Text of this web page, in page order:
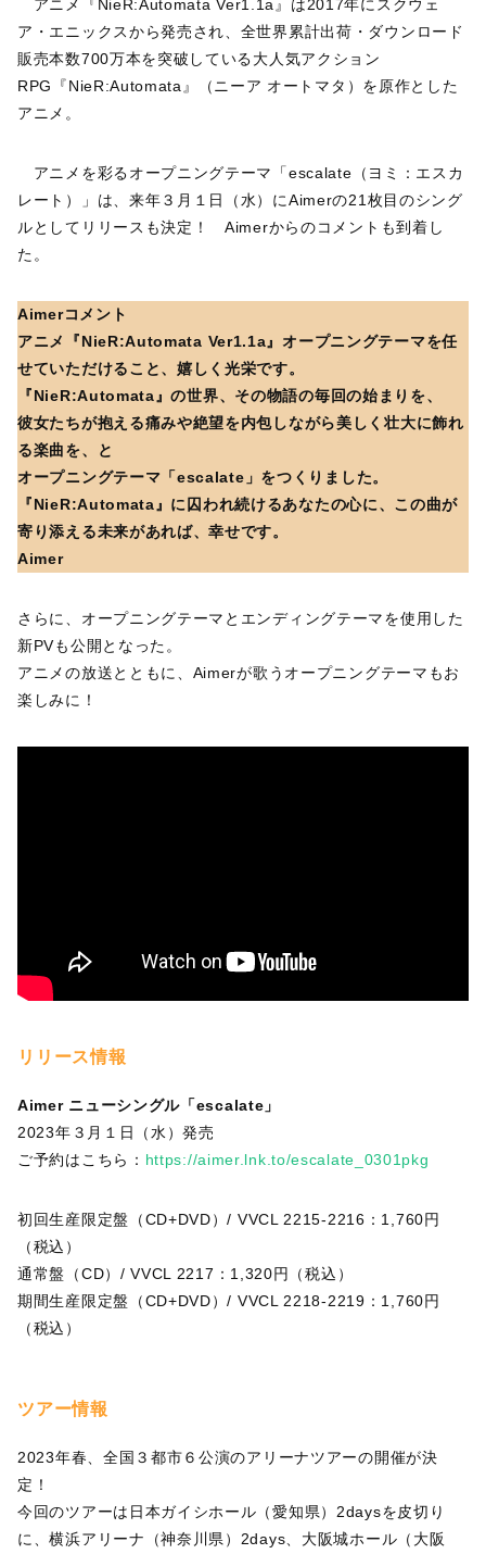
アニメ『NieR:Automata Ver1.1a』は2017年にスクウェ
ア・エニックスから発売され、全世界累計出荷・ダウンロード
販売本数700万本を突破している大人気アクション
RPG『NieR:Automata』（ニーア オートマタ）を原作とした
アニメ。
アニメを彩るオープニングテーマ「escalate（ヨミ：エスカ
レート）」は、来年３月１日（水）にAimerの21枚目のシング
ルとしてリリースも決定！ Aimerからのコメントも到着し
た。
Aimerコメント
アニメ『NieR:Automata Ver1.1a』オープニングテーマを任
せていただけること、嬉しく光栄です。
『NieR:Automata』の世界、その物語の毎回の始まりを、
彼女たちが抱える痛みや絶望を内包しながら美しく壮大に飾れ
る楽曲を、と
オープニングテーマ「escalate」をつくりました。
『NieR:Automata』に囚われ続けるあなたの心に、この曲が
寄り添える未来があれば、幸せです。
Aimer
さらに、オープニングテーマとエンディングテーマを使用した
新PVも公開となった。
アニメの放送とともに、Aimerが歌うオープニングテーマもお
楽しみに！
リリース情報
Aimer ニューシングル「escalate」
2023年３月１日（水）発売
ご予約はこちら： https://aimer.lnk.to/escalate_0301pkg
初回生産限定盤（CD+DVD）/ VVCL 2215-2216：1,760円
（税込）
通常盤（CD）/ VVCL 2217：1,320円（税込）
期間生産限定盤（CD+DVD）/ VVCL 2218-2219：1,760円
（税込）
ツアー情報
2023年春、全国３都市６公演のアリーナツアーの開催が決
定！
今回のツアーは日本ガイシホール（愛知県）2daysを皮切り
に、横浜アリーナ（神奈川県）2days、大阪城ホール（大阪